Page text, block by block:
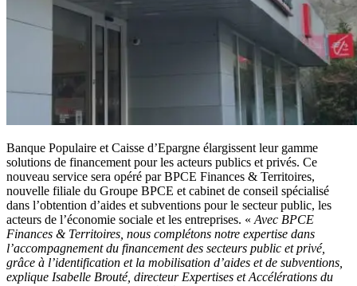
Banque Populaire et Caisse d’Epargne élargissent leur gamme
solutions de financement pour les acteurs publics et privés. Ce
nouveau service sera opéré par BPCE Finances & Territoires,
nouvelle filiale du Groupe BPCE et cabinet de conseil spécialisé
dans l’obtention d’aides et subventions pour le secteur public, les
acteurs de l’économie sociale et les entreprises. «Avec BPCE
Finances & Territoires, nous complétons notre expertise dans
l’accompagnement du financement des secteurs public et privé,
grâce à l’identification et la mobilisation d’aides et de subventions,
explique Isabelle Brouté, directeur Expertises et Accélérations du